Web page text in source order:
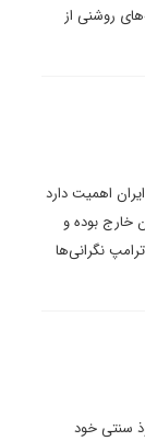
روشنی از
اهمیت دارد
خارج بوده و
نگرانی‌ها
سنتی خود